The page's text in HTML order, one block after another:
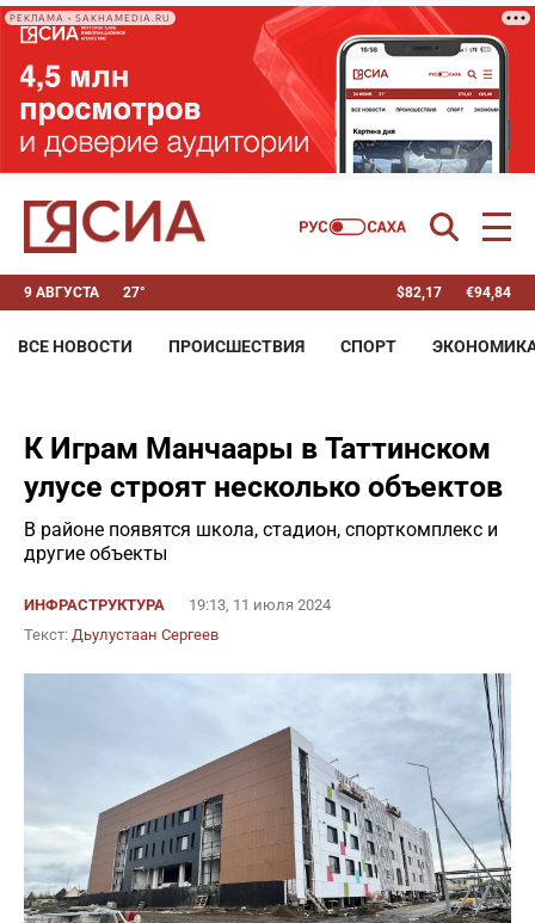
РЕКЛАМА • SAKHAMEDIA.RU
9 АВГУСТА 27° $82,17 €94,84
ВСЕ НОВОСТИ ПРОИСШЕСТВИЯ СПОРТ
К Играм Манчаары в Таттинском
улусе строят несколько объектов
В районе появятся школа, стадион, спорткомплекс и
другие объекты
ИНФРАСТРУКТУРА
19:13, 11 июля 2024
Текст: Дьулустаан Сергеев